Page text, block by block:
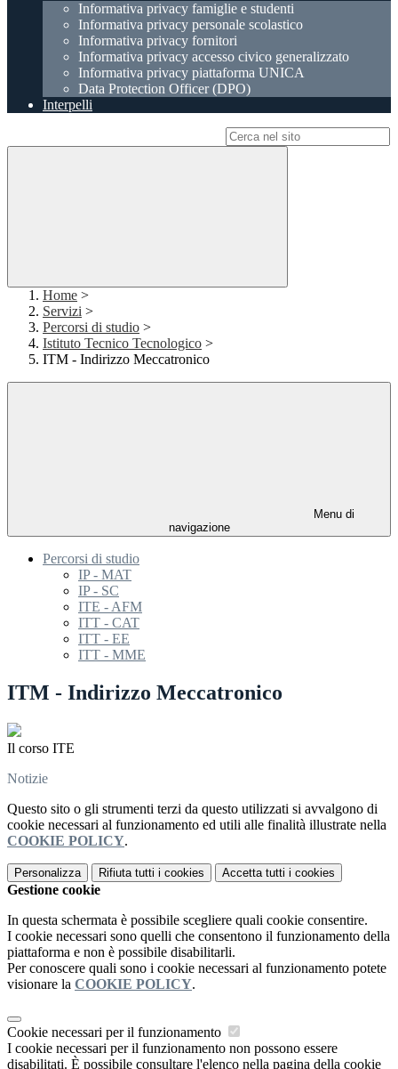
Informativa privacy famiglie e studenti
Informativa privacy personale scolastico
Informativa privacy fornitori
Informativa privacy accesso civico generalizzato
Informativa privacy piattaforma UNICA
Data Protection Officer (DPO)
Interpelli
Home >
Servizi >
Percorsi di studio >
Istituto Tecnico Tecnologico >
ITM - Indirizzo Meccatronico
Menu di
navigazione
Percorsi di studio
IP - MAT
IP - SC
ITE - AFM
ITT - CAT
ITT - EE
ITT - MME
ITM - Indirizzo Meccatronico
Il corso ITE
Notizie
Questo sito o gli strumenti terzi da questo utilizzati si avvalgono di
cookie necessari al funzionamento ed utili alle finalità illustrate nella
COOKIE POLICY.
Personalizza Rifiuta tutti i cookies Accetta tutti i cookies
Gestione cookie
In questa schermata è possibile scegliere quali cookie consentire.
I cookie necessari sono quelli che consentono il funzionamento della
piattaforma e non è possibile disabilitarli.
Per conoscere quali sono i cookie necessari al funzionamento potete
visionare la COOKIE POLICY.
Cookie necessari per il funzionamento
I cookie necessari per il funzionamento non possono essere
disabilitati. È possibile consultare l'elenco nella pagina della cookie